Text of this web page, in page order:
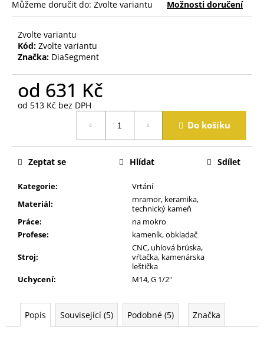
Můžeme doručit do: Zvolte variantu Možnosti doručení
Zvolte variantu
Kód: Zvolte variantu
Značka: DiaSegment
od 631 Kč
od 513 Kč bez DPH
Do košíku
Kategorie:
Vrtání
Materiál:
mramor, keramika,
technický kameň
Práce:
na mokro
Profese: kameník, obkladač
Stroj:
CNC, uhlová brúska,
vŕtačka, kamenárska
leštička
Uchycení: M14, G 1/2"
Zeptat se Hlídat Sdílet
Popis Související (5) Podobné (5) Značka
j
e
m
e